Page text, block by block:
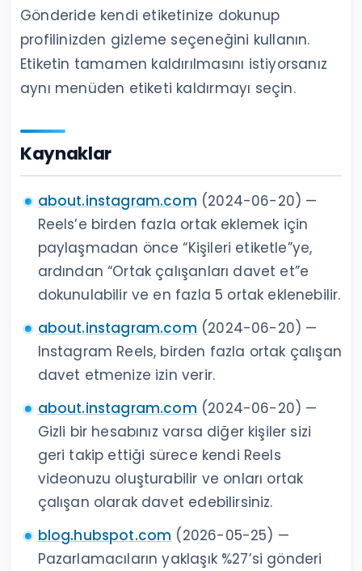
Gönderide kendi etiketinize dokunup
profilinizden gizleme seçeneğini kullanın.
Etiketin tamamen kaldırılmasını istiyorsanız
aynı menüden etiketi kaldırmayı seçin.
Kaynaklar
about.instagram.com (2024-06-20) —
Reels’e birden fazla ortak eklemek için
paylaşmadan önce “Kişileri etiketle”ye,
ardından “Ortak çalışanları davet et”e
dokunulabilir ve en fazla 5 ortak eklenebilir.
about.instagram.com (2024-06-20) —
Instagram Reels, birden fazla ortak çalışan
davet etmenize izin verir.
about.instagram.com (2024-06-20) —
Gizli bir hesabınız varsa diğer kişiler sizi
geri takip ettiği sürece kendi Reels
videonuzu oluşturabilir ve onları ortak
çalışan olarak davet edebilirsiniz.
blog.hubspot.com (2026-05-25) —
Pazarlamacıların yaklaşık %27’si gönderi